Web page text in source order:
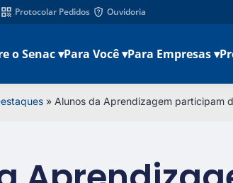
Protocolar Pedidos Ouvidoria
o Senac ▾Para Você ▾Para Empresas ▾
» Alunos da Aprendizagem participam